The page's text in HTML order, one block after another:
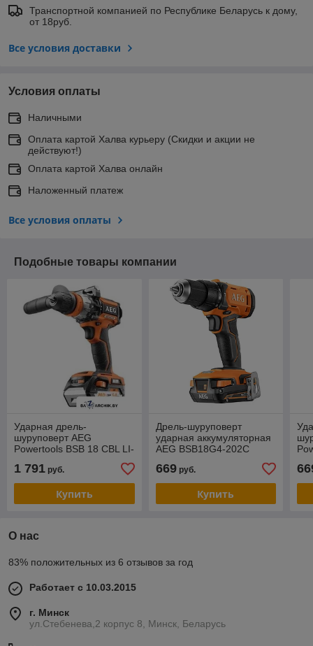
Транспортной компанией по Республике Беларусь к дому,
от 18руб.
Все условия доставки
Условия оплаты
Наличными
Оплата картой Халва курьеру (Скидки и акции не
действуют!)
Оплата картой Халва онлайн
Наложенный платеж
Все условия оплаты
Подобные товары компании
Ударная дрель-
шуруповерт AEG
Powertools BSB 18 CBL LI-
502C 4935459396 (с 2-мя
АКБ)
1 791 руб.
Купить
Дрель-шуруповерт
ударная аккумуляторная
AEG BSB18G4-202C
669руб.
Купить
О нас
83% положительных из 6 отзывов за год
Работает с 10.03.2015
г. Минск
ул.Стебенева,2 корпус 8, Минск, Беларусь